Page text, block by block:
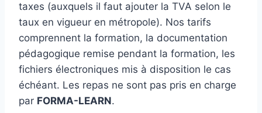
taxes (auxquels il faut ajouter la TVA selon le
taux en vigueur en métropole). Nos tarifs
comprennent la formation, la documentation
pédagogique remise pendant la formation, les
fichiers électroniques mis à disposition le cas
échéant. Les repas ne sont pas pris en charge
par FORMA-LEARN.